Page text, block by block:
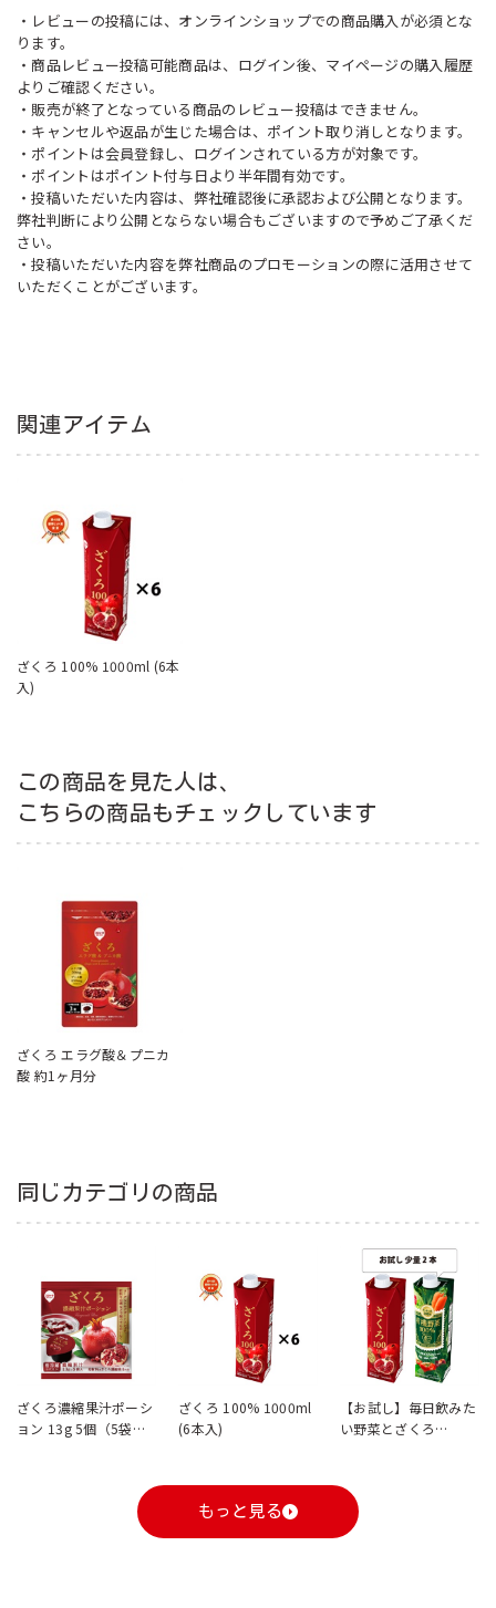
・レビューの投稿には、オンラインショップでの商品購入が必須とな
ります。
・商品レビュー投稿可能商品は、ログイン後、マイページの購入履歴
よりご確認ください。
・販売が終了となっている商品のレビュー投稿はできません。
・キャンセルや返品が生じた場合は、ポイント取り消しとなります。
・ポイントは会員登録し、ログインされている方が対象です。
・ポイントはポイント付与日より半年間有効です。
・投稿いただいた内容は、弊社確認後に承認および公開となります。
弊社判断により公開とならない場合もございますので予めご了承くだ
さい。
・投稿いただいた内容を弊社商品のプロモーションの際に活用させて
いただくことがございます。
関連アイテム
ざくろ 100% 1000ml (6本
入)
この商品を見た人は、
こちらの商品もチェックしています
ざくろ エラグ酸＆プニカ
酸 約1ヶ月分
同じカテゴリの商品
ざくろ濃縮果汁ポーシ
ョン 13g 5個（5袋
ざくろ 100% 1000ml
(6本入)
【お試し】毎日飲みた
い野菜とざくろ
もっと見る